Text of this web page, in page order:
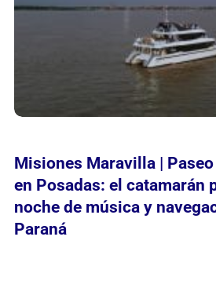
Misiones Maravilla |
en Posadas: el catamarán
noche de música y
Paraná